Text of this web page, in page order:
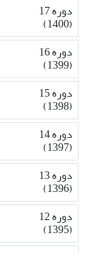
دوره 17
(1400)
دوره 16
(1399)
دوره 15
(1398)
دوره 14
(1397)
دوره 13
(1396)
دوره 12
(1395)